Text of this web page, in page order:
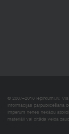
© 2007–2018 Iepirkumi.lv.
Informācijas pārpublicēšana
Imperum nenes nekādu
materiāli vai citāda veida